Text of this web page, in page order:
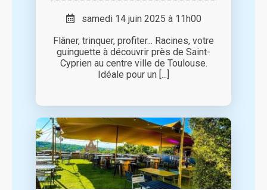
samedi 14 juin 2025 à 11h00
Flâner, trinquer, profiter... Racines, votre
guinguette à découvrir près de Saint-
Cyprien au centre ville de Toulouse.
Idéale pour un [...]